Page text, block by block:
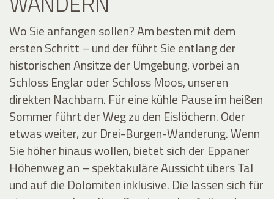
Wo Sie anfangen sollen? Am besten mit dem
ersten Schritt – und der führt Sie entlang der
historischen Ansitze der Umgebung, vorbei an
Schloss Englar oder Schloss Moos, unseren
direkten Nachbarn. Für eine kühle Pause im heißen
Sommer führt der Weg zu den Eislöchern. Oder
etwas weiter, zur Drei-Burgen-Wanderung. Wenn
Sie höher hinaus wollen, bietet sich der Eppaner
Höhenweg an – spektakuläre Aussicht übers Tal
und auf die Dolomiten inklusive. Die lassen sich für